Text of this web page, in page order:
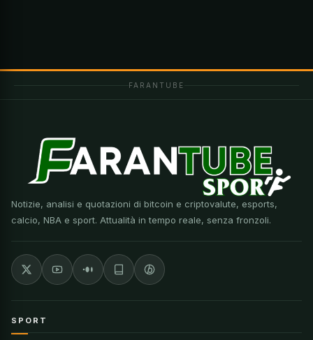
FARANTUBE
Notizie, analisi e quotazioni di bitcoin e criptovalute, esports,
calcio, NBA e sport. Attualità in tempo reale, senza fronzoli.
SPORT